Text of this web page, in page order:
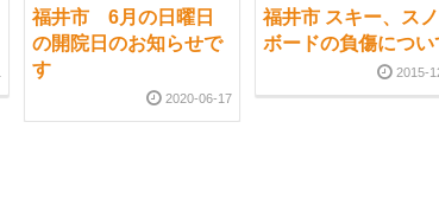
福井市 6月の日曜日
の開院日のお知らせで
す
2020-06-17
福井市 スキー、ス
ボードの負傷につい
2015-